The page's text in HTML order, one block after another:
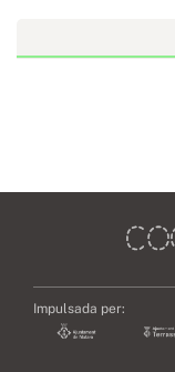
Impulsada per: